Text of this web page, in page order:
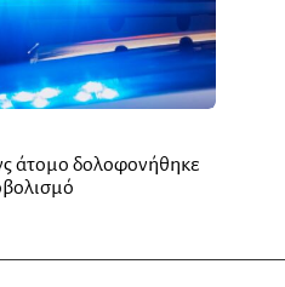
άτομο δολοφονήθηκε